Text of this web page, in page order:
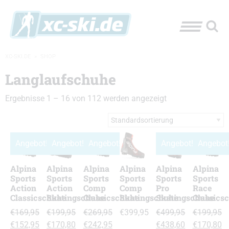
Langlaufschuhe
Ergebnisse 1 – 16 von 112 werden angezeigt
Angebot!
Alpina
Sports
Action
Classicschuhe
€169,95
Ursprünglicher
€152,95
Angebot!
Alpina
Sports
Action
Skatingschuhe
€199,95
Ursprünglicher
€170,80
Angebot!
Alpina
Sports
Comp
Classicschuhe
€269,95
Ursprünglicher
€242,95
Alpina
Sports
Comp
Skatingschuhe
€399,95
Angebot!
Alpina
Sports
Pro
Skatingschuhe
€499,95
Ursprünglicher
€438,60
Alpina
Sports
Race
€199,95
€170,80